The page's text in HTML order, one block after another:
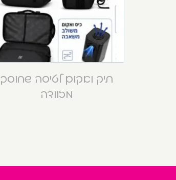
תיק ואקום לטיסה שחוסך
מזוודה